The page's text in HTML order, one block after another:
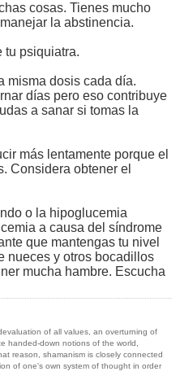
cosas. Tienes mucho
la abstinencia.
tu psiquiatra.
misma dosis cada día.
días pero eso contribuye
a sanar si tomas la
más lentamente porque el
Considera obtener el
o la hipoglucemia
a causa del síndrome
que mantengas tu nivel
nueces y otros bocadillos
mucha hambre. Escucha
of all values, an overturning of
handed-down notions of the world,
reason, shamanism is closely connected
of one's own system of thought in order